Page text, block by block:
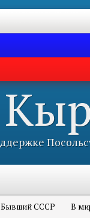
Бывший СССР В